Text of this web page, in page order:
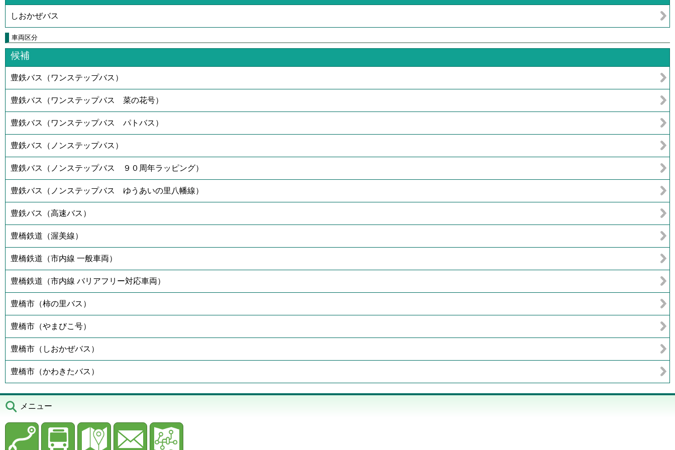
しおかぜバス
車両区分
候補
豊鉄バス（ワンステップバス）
豊鉄バス（ワンステップバス 菜の花号）
豊鉄バス（ワンステップバス パトバス）
豊鉄バス（ノンステップバス）
豊鉄バス（ノンステップバス ９０周年ラッピング）
豊鉄バス（ノンステップバス ゆうあいの里八幡線）
豊鉄バス（高速バス）
豊橋鉄道（渥美線）
豊橋鉄道（市内線 一般車両）
豊橋鉄道（市内線 バリアフリー対応車両）
豊橋市（柿の里バス）
豊橋市（やまびこ号）
豊橋市（しおかぜバス）
豊橋市（かわきたバス）
メニュー